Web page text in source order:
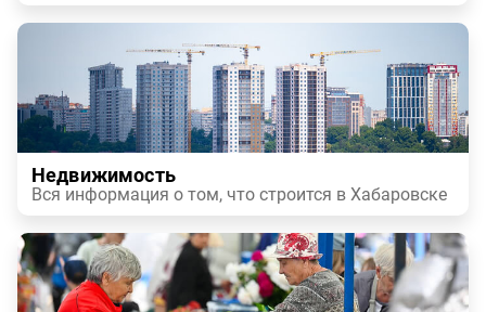
Недвижимость
Вся информация о том, что строится в Хабаровске